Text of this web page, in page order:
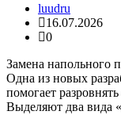
luudru
16.07.2026
0
Замена напольного
Одна из новых
помогает
Выделяют два вида